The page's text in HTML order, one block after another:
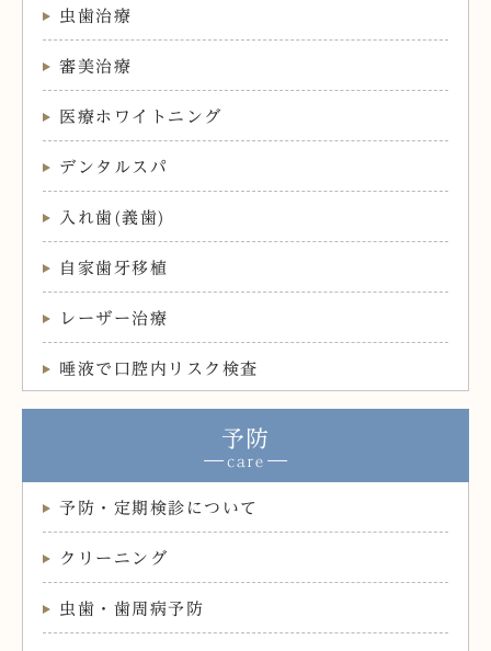
虫歯治療
審美治療
医療ホワイトニング
デンタルスパ
入れ歯(義歯)
自家歯牙移植
レーザー治療
唾液で口腔内リスク検査
予防
予防・定期検診について
クリーニング
虫歯・歯周病予防